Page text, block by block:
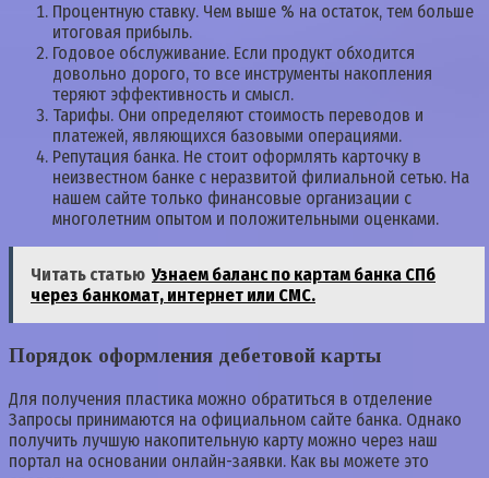
Процентную ставку. Чем выше % на остаток, тем больше
итоговая прибыль.
Годовое обслуживание. Если продукт обходится
довольно дорого, то все инструменты накопления
теряют эффективность и смысл.
Тарифы. Они определяют стоимость переводов и
платежей, являющихся базовыми операциями.
Репутация банка. Не стоит оформлять карточку в
неизвестном банке с неразвитой филиальной сетью. На
нашем сайте только финансовые организации с
многолетним опытом и положительными оценками.
Читать статью Узнаем баланс по картам банка СПб
через банкомат, интернет или СМС.
Порядок оформления дебетовой карты
Для получения пластика можно обратиться в отделение
Запросы принимаются на официальном сайте банка. Однако
получить лучшую накопительную карту можно через наш
портал на основании онлайн-заявки. Как вы можете это